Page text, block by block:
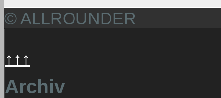
© ALLROUNDER
↑↑↑
Archiv